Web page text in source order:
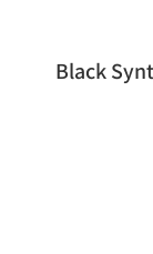
Black